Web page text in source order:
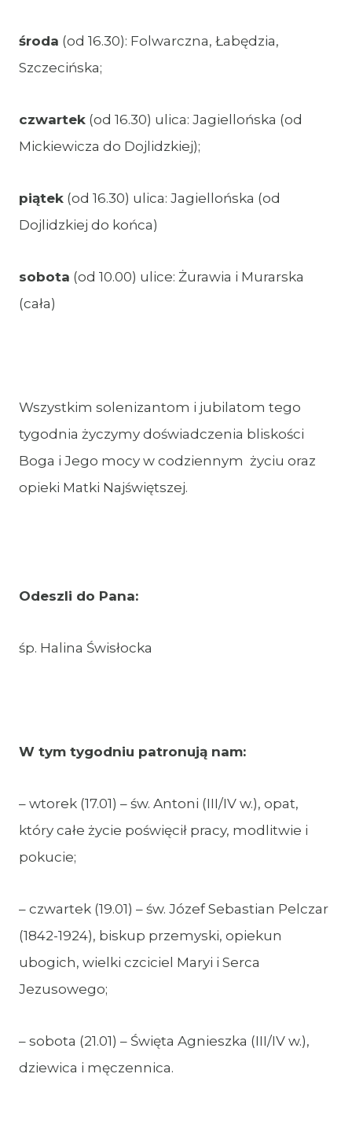
środa (od 16.30): Folwarczna, Łabędzia,
Szczecińska;
czwartek (od 16.30) ulica: Jagiellońska (od
Mickiewicza do Dojlidzkiej);
piątek (od 16.30) ulica: Jagiellońska (od
Dojlidzkiej do końca)
sobota (od 10.00) ulice: Żurawia i Murarska
(cała)
Wszystkim solenizantom i jubilatom tego
tygodnia życzymy doświadczenia bliskości
Boga i Jego mocy w codziennym życiu oraz
opieki Matki Najświętszej.
Odeszli do Pana:
śp. Halina Świsłocka
W tym tygodniu patronują nam:
– wtorek (17.01) – św. Antoni (III/IV w.), opat,
który całe życie poświęcił pracy, modlitwie i
pokucie;
– czwartek (19.01) – św. Józef Sebastian Pelczar
(1842-1924), biskup przemyski, opiekun
ubogich, wielki czciciel Maryi i Serca
Jezusowego;
– sobota (21.01) – Święta Agnieszka (III/IV w.),
dziewica i męczennica.